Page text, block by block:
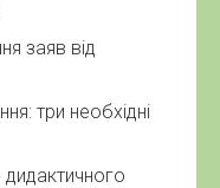
заяв від
три необхідні
дидактичного